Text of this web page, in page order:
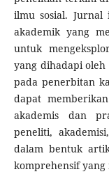
ilmu sosial.
akademik yang
untuk
yang dihadapi
pada penerbitan
dapat
akademis dan
peneliti,
dalam bentuk
komprehensif